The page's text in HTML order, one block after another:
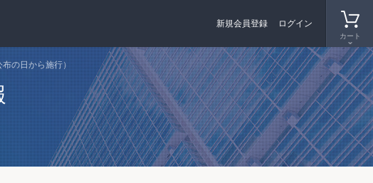
カート
新規会員登録 ログイン
の日から施行）